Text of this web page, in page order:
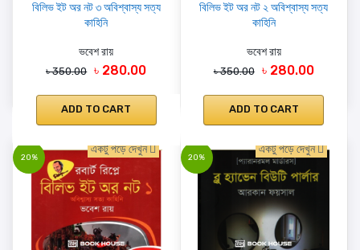
বিলিভ ইট অর নট ৩ অবিশ্বাস্য সত্য
কাহিনি
ভবেশ রায়
৳ 350.00 ৳ 280.00
ADD TO CART
বিলিভ ইট অর নট ২ অবিশ্বাস্য সত্য
কাহিনি
ভবেশ রায়
৳ 350.00 ৳ 280.00
ADD TO CART
20%
একটু পড়ে দেখুন
20%
একটু পড়ে দেখুন